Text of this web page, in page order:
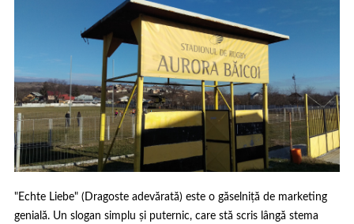
"Echte Liebe" (Dragoste adevărată) este o găselniță de marketing
genială. Un slogan simplu și puternic, care stă scris lângă stema